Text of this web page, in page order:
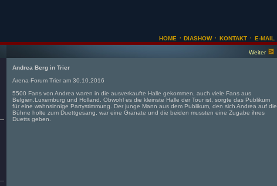
HOME · DIASHOW· KONTAKT · E-MAIL
Weiter
Andrea Berg in Trier
Arena-Forum Trier am 30.10.2016
5500 Fans von Andrea waren in die ausverkaufte Halle gekommen, auch viele Fans aus
Belgien.Luxemburg und Holland. Obwohl es die kleinste Halle der Tour ist, sorgte das Publikum
für eine wahnsinnige Partystimmung. Der junge Mann aus dem Publikum, den sich Andrea auf die
Bühne holte zum Duettgesang, war eine Granate und die beiden mussten eine Zugabe ihres
Duetts geben.